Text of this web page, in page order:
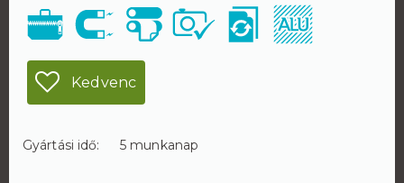
Gyártási idő: 5 munkanap
Kedvenc